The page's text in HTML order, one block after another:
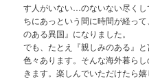
す人がいない…のないない尽くし
ちにあっという間に時間が経っ
のある異国』になりました。
でも、たとえ『親しみのある』
色々あります。そんな海外暮ら
きます。楽しんでいただけたら嬉